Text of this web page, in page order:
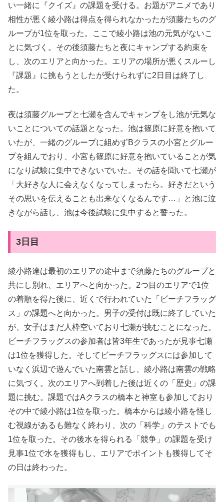
い一緒に『クイズ』の課題を受ける。お題がアニメであり
相性が悪く綾小路は得点を得られなかったが須藤たちのグ
ループが1位を取った。ここで綾小路は池の元気がないこ
とに気づく。その後須藤たちと夜にキャンプする約束を
し、次のエリアと向かった。エリアの場所が悪くスルーし
『課題』に挑もうとしたが受けられずに2日目は終了し
た。
夜は須藤グループと七瀬を含んでキャンプをし池が元気な
いことについての話題となった。池は篠原に好意を抱いて
いたが、一緒のグループに組めずBクラスの小宮とグルー
プを組んでおり、小宮も篠原に好意を抱いていることが気
になり試験に集中できないでいた。その話を聞いて七瀬が
「大好きな人に会えなくなってしまったら。好きだという
その思いを伝えることも出来なくなるんです…」と池に泣
きながら話し、池は今後試験に集中すると誓った。
3日目
綾小路達は最初のエリアの途中まで須藤たちのグループと
共にし別れ、エリアへと向かった。2つ目のエリアで1位
の着順を得た後に、近くで行われていた「ビーチフラッグ
ス」の課題へと向かった。男子の受付は既に終了していた
が、女子はまだ人枠空いており七瀬が挑むことになった。
ビーチフラッグスの参加者は皆3年生であったが見事七瀬
は1位を獲得した。そしてビーチフラッグスには参加して
いなく浜辺で遊んでいた南雲と話し、綾小路は南雲の戦略
に気づく。次のエリアへ到着した後は近くの「歴史」の課
題に挑む。課題ではAクラスの橋本と神室も参加しており
その中で綾小路は1位を取った。橋本からは綾小路を怪し
む視線があるも難なく終わり、次の「科学」のテストでも
1位を取った。その後水を得られる「競争」の課題を受け
見事1位で水を獲得もし、エリアでポイントも獲得してそ
の日は終わった。